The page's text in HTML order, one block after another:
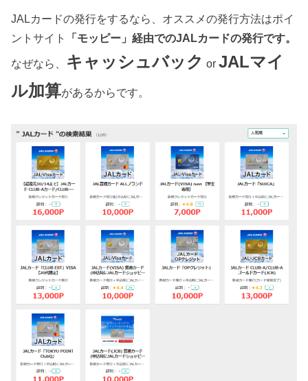
JALカードの発行をするなら、オススメの発行方法はポイ
ントサイト
「モッピー」経由でのJALカードの発行です。
なぜなら、 キャッシュバック orJALマイ
ル加算があるからです。